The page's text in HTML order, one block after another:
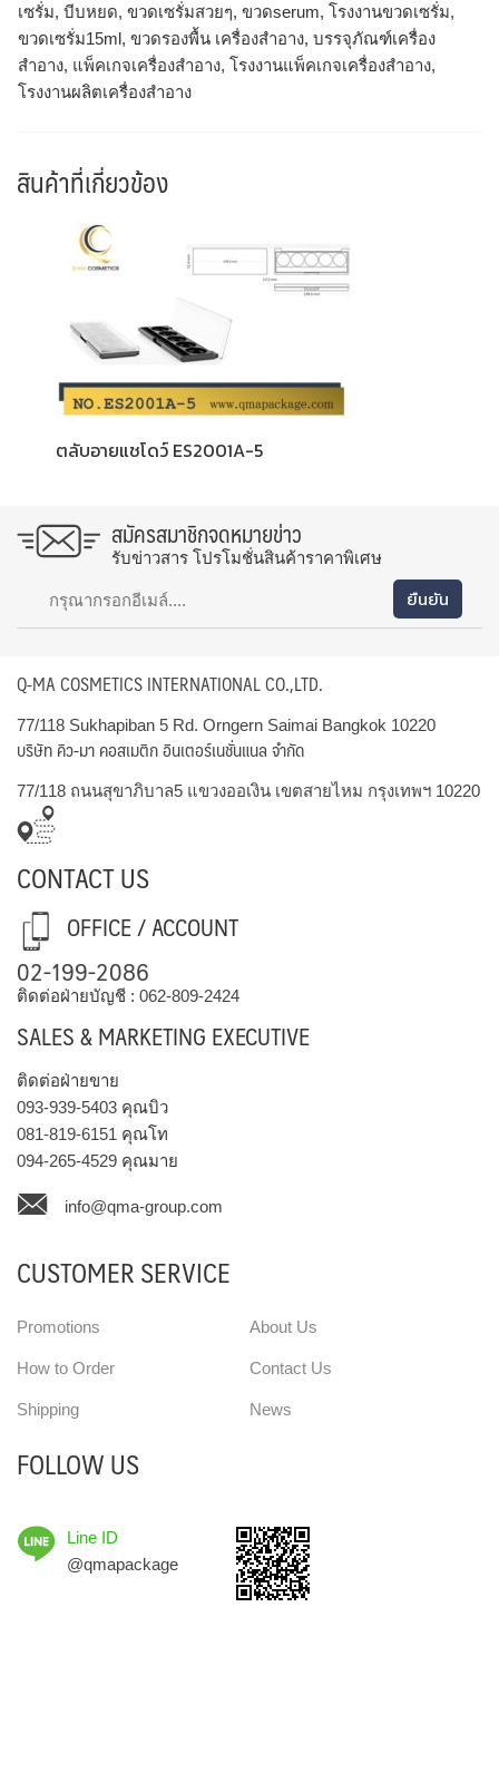
เซรั่ม, บีบหยด, ขวดเซรั่มสวยๆ, ขวดserum, โรงงานขวดเซรั่ม,
ขวดเซรั่ม15ml, ขวดรองพื้น เครื่องสำอาง, บรรจุภัณฑ์เครื่อง
สำอาง, แพ็คเกจเครื่องสำอาง, โรงงานแพ็คเกจเครื่องสำอาง,
โรงงานผลิตเครื่องสำอาง
สินค้าที่เกี่ยวข้อง
ตลับอายแชโดว์ ES2001A-5
สมัครสมาชิกจดหมายข่าว
รับข่าวสาร โปรโมชั่นสินค้าราคาพิเศษ
Q-MA COSMETICS INTERNATIONAL CO.,LTD.
77/118 Sukhapiban 5 Rd. Orngern Saimai Bangkok 10220
บริษัท คิว-มา คอสเมติก อินเตอร์เนชั่นแนล จำกัด
77/118 ถนนสุขาภิบาล5 แขวงออเงิน เขตสายไหม กรุงเทพฯ 10220
CONTACT US
OFFICE / ACCOUNT
02-199-2086
ติดต่อฝ่ายบัญชี : 062-809-2424
SALES & MARKETING EXECUTIVE
ติดต่อฝ่ายขาย
093-939-5403 คุณบิว
081-819-6151 คุณโท
094-265-4529 คุณมาย
info@qma-group.com
CUSTOMER SERVICE
Promotions
How to Order
Shipping
About Us
Contact Us
News
FOLLOW US
Line ID
@qmapackage